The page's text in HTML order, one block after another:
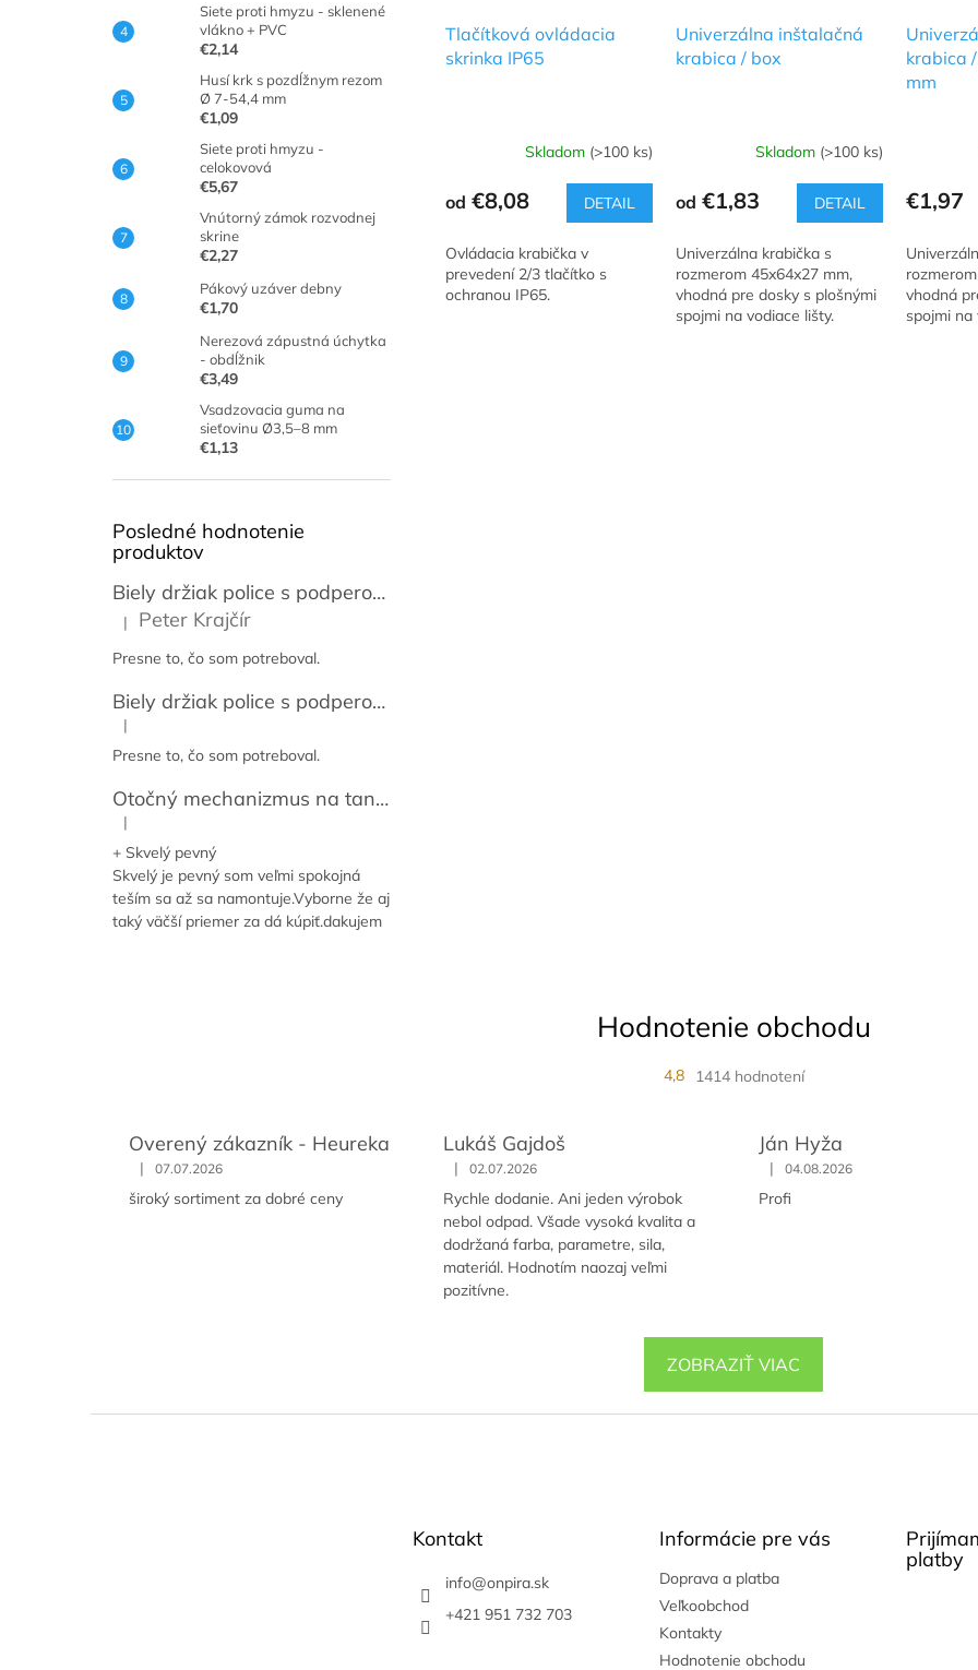
Siete proti hmyzu - sklenené
vlákno + PVC
€2,14
Husí krk s pozdĺžnym rezom
Ø 7-54,4 mm
€1,09
Siete proti hmyzu -
celokovová
€5,67
Vnútorný zámok rozvodnej
skrine
€2,27
Pákový uzáver debny
€1,70
Nerezová zápustná úchytka
- obdĺžnik
€3,49
Vsadzovacia guma na
sieťovinu Ø3,5–8 mm
€1,13
Posledné hodnotenie
produktov
Biely držiak police s podperou 14-59 cm [2ks]
Hodnotenie produktu je 5 z 5 hviezdičiek.
| Peter Krajčír
Presne to, čo som potreboval.
Biely držiak police s podperou 14-59 cm [2ks]
Hodnotenie produktu je 5 z 5 hviezdičiek.
|
Presne to, čo som potreboval.
Otočný mechanizmus na tanier / točňa pod dosku / Lazy susan
Hodnotenie produktu je 5 z 5 hviezdičiek.
|
+ Skvelý pevný
Skvelý je pevný som veľmi spokojná
teším sa až sa namontuje.Vyborne že aj
taký väčší priemer za dá kúpiť.dakujem
Tlačítková ovládacia
skrinka IP65
Skladom (>100 ks)
od €8,08 DETAIL
Ovládacia krabička v
prevedení 2/3 tlačítko s
ochranou IP65.
Univerzálna inštalačná
krabica / box
Skladom (>100 ks)
od €1,83 DETAIL
Univerzálna krabička s
rozmerom 45x64x27 mm,
vhodná pre dosky s plošnými
spojmi na vodiace lišty.
krabica
mm
€1,97
vhodná
spojmi na
Hodnotenie obchodu
4,8 1414 hodnotení
Overený zákazník - Heureka
| 07.07.2026
široký sortiment za dobré ceny
Lukáš Gajdoš
| 02.07.2026
Rychle dodanie. Ani jeden výrobok
nebol odpad. Všade vysoká kvalita a
dodržaná farba, parametre, sila,
materiál. Hodnotím naozaj veľmi
pozitívne.
Ján Hyža
| 04.08.2026
Profi
ZOBRAZIŤ VIAC
Kontakt
info@onpira.sk
+421 951 732 703
Informácie pre vás
Doprava a platba
Veľkoobchod
Kontakty
Hodnotenie obchodu
platby